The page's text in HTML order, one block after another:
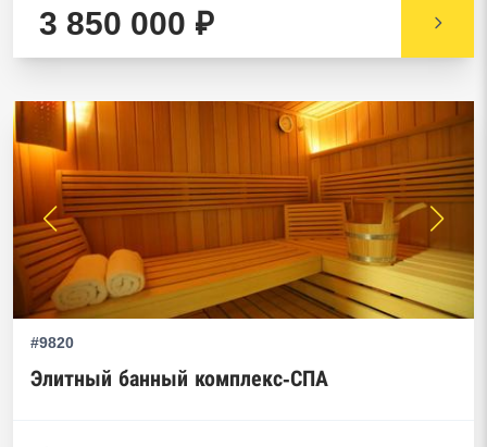
3 850 000 ₽
#9820
Элитный банный комплекс-СПА